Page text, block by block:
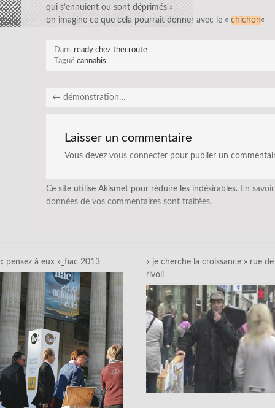
qui s’ennuient ou sont déprimés »
on imagine ce que cela pourrait donner avec le « chichon«
Dans ready chez thecroute
Tagué cannabis
← démonstration…
Laisser un commentaire
Vous devez vous connecter pour publier un
Ce site utilise Akismet pour réduire les indésirables. En
données de vos commentaires sont traitées.
« pensez à eux »_fiac 2013
« je cherche la croissance » rue de
rivoli